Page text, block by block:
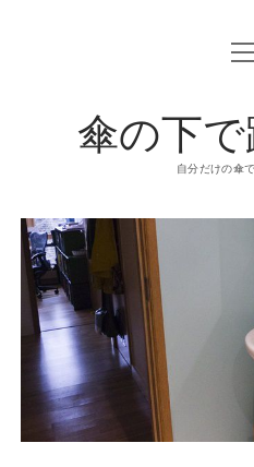
o
p
m
e
n
u
傘の下
自分だけの傘